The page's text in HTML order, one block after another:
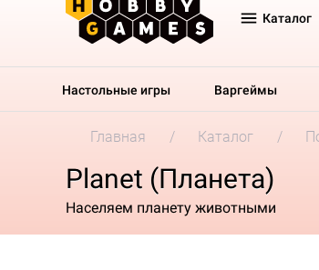
Каталог
Настольные игры Варгеймы
Главная Каталог
Planet (Планета)
Населяем планету животными